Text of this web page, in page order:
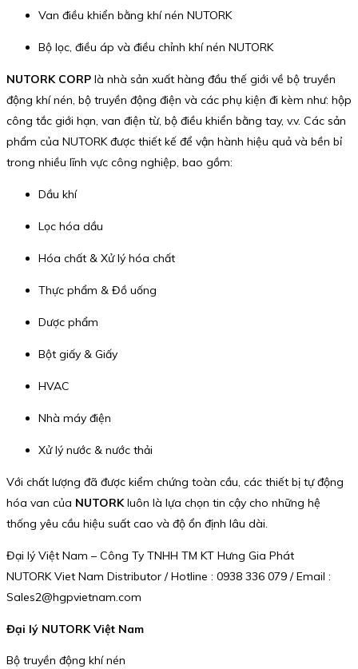
Van điều khiển bằng khí nén NUTORK
Bộ lọc, điều áp và điều chỉnh khí nén NUTORK
NUTORK CORP là nhà sản xuất hàng đầu thế giới về bộ truyền
động khí nén, bộ truyền động điện và các phụ kiện đi kèm như: hộp
công tắc giới hạn, van điện từ, bộ điều khiển bằng tay, v.v. Các sản
phẩm của NUTORK được thiết kế để vận hành hiệu quả và bền bỉ
trong nhiều lĩnh vực công nghiệp, bao gồm:
Dầu khí
Lọc hóa dầu
Hóa chất & Xử lý hóa chất
Thực phẩm & Đồ uống
Dược phẩm
Bột giấy & Giấy
HVAC
Nhà máy điện
Xử lý nước & nước thải
Với chất lượng đã được kiểm chứng toàn cầu, các thiết bị tự động
hóa van của NUTORKluôn là lựa chọn tin cậy cho những hệ
thống yêu cầu hiệu suất cao và độ ổn định lâu dài.
Đại lý Việt Nam – Công Ty TNHH TM KT Hưng Gia Phát
NUTORK Viet Nam Distributor / Hotline : 0938 336 079 / Email :
Sales2@hgpvietnam.com
Đại lý NUTORK Việt Nam
Bộ truyền động khí nén